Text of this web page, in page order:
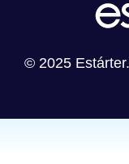
© 2025